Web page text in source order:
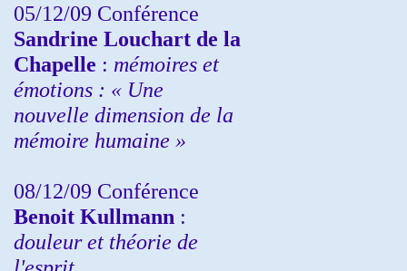
05/12/09 Conférence
Sandrine Louchart de la
Chapelle : mémoires et
émotions : « Une
nouvelle dimension de la
mémoire humaine »
08/12/09 Conférence
Benoit Kullmann :
douleur et théorie de